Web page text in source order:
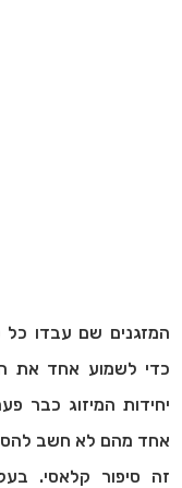
המזגנים שם עבדו כל
כדי לשמוע אחד את
יחידות המיזוג כבר
אחד מהם לא חשב
זה סיפור קלאסי.